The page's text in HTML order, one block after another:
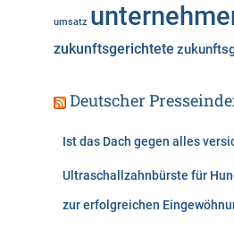
umsatz
zukunftsgerichtete
Deutscher
Ist das Dach gegen alles
Ultraschallzahnbürste für
zur erfolgreichen